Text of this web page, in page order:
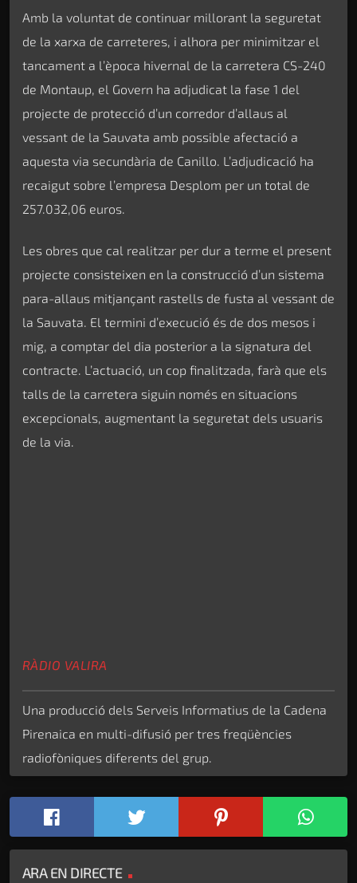
Amb la voluntat de continuar millorant la seguretat
de la xarxa de carreteres, i alhora per minimitzar el
tancament a l’època hivernal de la carretera CS-240
de Montaup, el Govern ha adjudicat la fase 1 del
projecte de protecció d’un corredor d’allaus al
vessant de la Sauvata amb possible afectació a
aquesta via secundària de Canillo. L’adjudicació ha
recaigut sobre l’empresa Desplom per un total de
257.032,06 euros.
Les obres que cal realitzar per dur a terme el present
projecte consisteixen en la construcció d’un sistema
para-allaus mitjançant rastells de fusta al vessant de
la Sauvata. El termini d’execució és de dos mesos i
mig, a comptar del dia posterior a la signatura del
contracte. L’actuació, un cop finalitzada, farà que els
talls de la carretera siguin només en situacions
excepcionals, augmentant la seguretat dels usuaris
de la via.
RÀDIO VALIRA
Una producció dels Serveis Informatius de la Cadena
Pirenaica en multi-difusió per tres freqüències
radiofòniques diferents del grup.
ARA EN DIRECTE